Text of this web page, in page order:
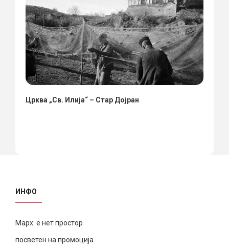
Црква „Св. Илија“ – Стар Дојран
ИНФО
Марх е нет простор
посветен на промоција